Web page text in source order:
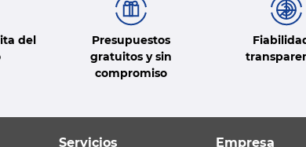
del
Presupuestos
gratuitos y sin
compromiso
Servicios Empresa